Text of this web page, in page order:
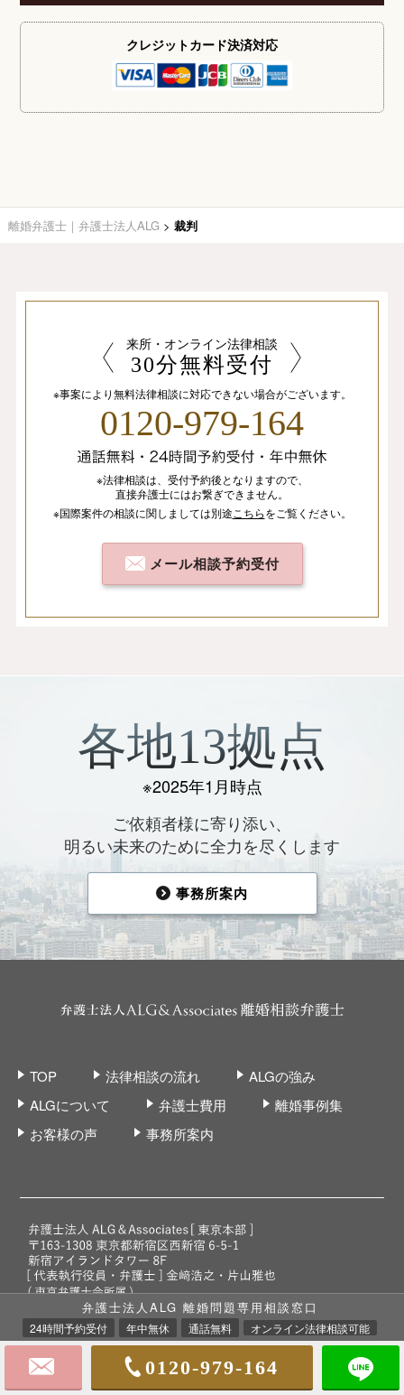
クレジットカード決済対応
離婚弁護士｜弁護士法人ALG > 裁判
来所・オンライン法律相談
30分無料受付
※事案により無料法律相談に対応できない場合がございます。
0120-979-164
※法律相談は、 受付予約後となりますので、
直接弁護士にはお繋ぎできません。
※国際案件の相談に関しましては別途 こちらをご覧ください。
メール相談予約受付
各地13拠点
※2025年1月時点
ご依頼者様に寄り添い、
明るい未来のために全力を尽くします
事務所案内
TOP 法律相談の流れ
ALGの強み
ALGについて
弁護士費用
離婚事例集
お客様の声
事務所案内
プライバシーポリシー 個人情報取り扱いに関する記述
弁護士法人ALG 離婚問題専用相談窓口
24時間予約受付 年中無休 通話無料 オンライン法律相談可能
0120-979-164